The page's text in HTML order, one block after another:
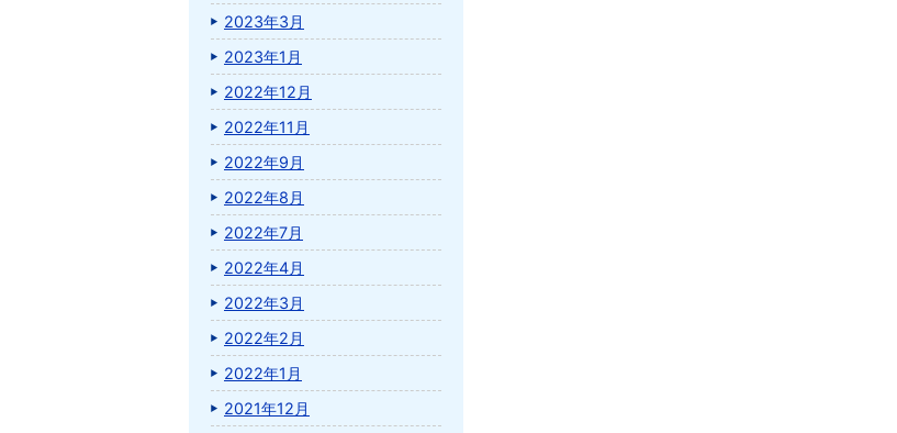
2023年3月
2023年1月
2022年12月
2022年11月
2022年9月
2022年8月
2022年7月
2022年4月
2022年3月
2022年2月
2022年1月
2021年12月